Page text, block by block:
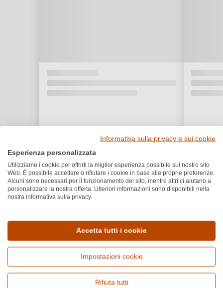
Paese e regione
Italia, Veneto
Vitigno e tipologia
Glera, Vino frizzante e
spumante
Origine
Qualità
DOCG
Informativa sulla privacy e sui cookie
Esperienza personalizzata
Utilizziamo i cookie per offrirti la miglior esperienza possibile sul nostro sito
Web. È possibile accettare o rifiutare i cookie in base alle proprie preferenze.
Alcuni sono necessari per il funzionamento del sito, mentre altri ci aiutano a
personalizzare la nostra offerta. Ulteriori informazioni sono disponibili nella
nostra informativa sulla privacy.
Accetta tutti i cookie
Impostazioni cookie
Rifiuta tutti